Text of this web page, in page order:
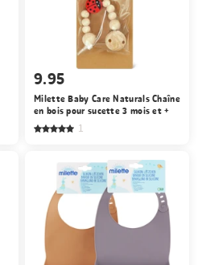
9.95
Milette Baby Care Naturals Chaîne
en bois pour sucette 3 mois et +
1